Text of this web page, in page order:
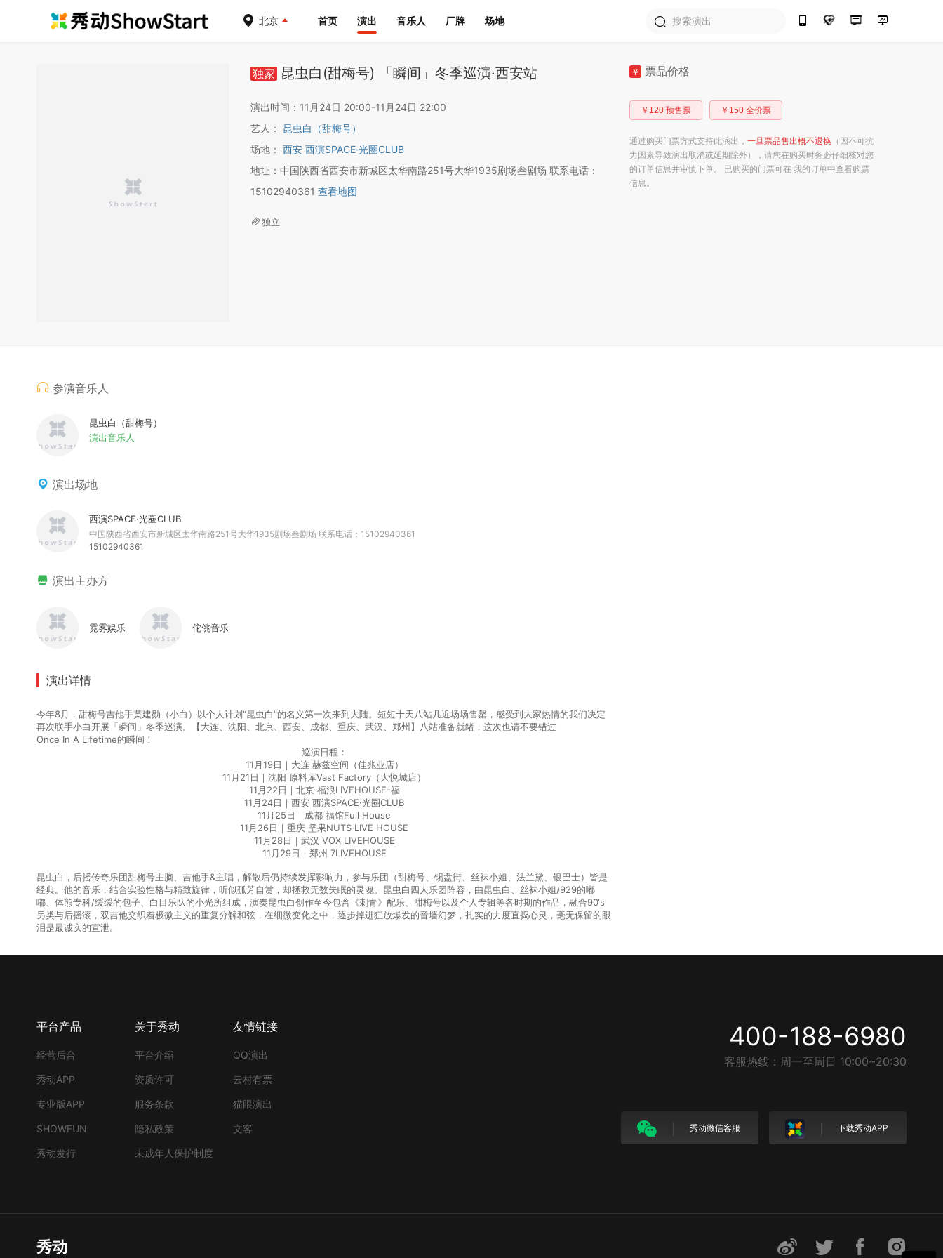
北京 首页 演出 音乐人 厂牌 场地
独家 昆虫白(甜梅号) 「瞬间」冬季巡演·西安站
演出时间：11月24日 20:00-11月24日 22:00
艺人： 昆虫白（甜梅号）
场地： 西安 西演SPACE·光圈CLUB
地址：中国陕西省西安市新城区太华南路251号大华1935剧场叁剧场 联系电话：
15102940361 查看地图
独立
￥ 票品价格
￥120 预售票 ￥150 全价票
通过购买门票方式支持此演出， 一旦票品售出概不退换 （因不可抗
力因素导致演出取消或延期除外），请您在购买时务必仔细核对您
的订单信息并审慎下单。 已购买的门票可在 我的订单中查看购票
信息。
参演音乐人
昆虫白（甜梅号）
演出音乐人
演出场地
西演SPACE·光圈CLUB
中国陕西省西安市新城区太华南路251号大华1935剧场叁剧场 联系电话：15102940361
15102940361
演出主办方
霓雾娱乐 佗佻音乐
演出详情
今年8月， 甜梅号吉他手黄建勋（小白）以个人计划“昆虫白”的名义第一次来到大陆。 短短十天八站几近场场售罄， 感受到大家热情的我们决定
再次联手小白开展「瞬间」冬季巡演。
【大连 、沈阳、北京、西安、成都、重庆、武汉、郑州】 八站准备就绪，这次也请不要错过
Once In A L ifetime的瞬间！
巡演日程：
11月19日 ｜ 大连 赫兹空间（佳兆业店）
11月21日 ｜ 沈阳 原料库Vast Factory（大悦城店）
11月22日 ｜ 北京 福浪LIVEHOUSE-福
11月24日 ｜ 西安 西演SPACE·光圈CLUB
11月25日 ｜ 成都 福馆Full House
11月26日 ｜ 重庆 坚果NUTS LIVE HOUSE
11月28日 ｜ 武汉 VOX LIVEHOUSE
11月29日 ｜ 郑州 7LIVEHOUSE
昆虫白，后摇传奇乐团甜梅号主脑、吉他手&主唱，解散后仍持续发挥影响力，参与乐团（甜梅号、锡盘街、丝袜小姐、法兰黛、银巴士）皆是
经典。他的音乐，结合实验性格与精致旋律，听似孤芳自赏，却拯救无数失眠的灵魂。昆虫白四人乐团阵容，由昆虫白、丝袜小姐/929的嘟
嘟、体熊专科/缓缓的包子、白目乐队的小光所组成，演奏昆虫白创作至今包含《刺青》配乐、甜梅号以及个人专辑等各时期的作品，融合90‘s
另类与后摇滚，双吉他交织着极微主义的重复分解和弦，在细微变化之中，逐步掉进狂放爆发的音墙幻梦，扎实的力度直捣心灵，毫无保留的眼
泪是最诚实的宣泄。
平台产品
经营后台
秀动APP
专业版APP
SHOWFUN
秀动发行
关于秀动
平台介绍
资质许可
服务条款
隐私政策
未成年人保护制度
友情链接
QQ演出
云村有票
猫眼演出
文客
400-188-6980
客服热线：周一至周日 10:00~20:30
秀动微信客服 下载秀动APP
秀动